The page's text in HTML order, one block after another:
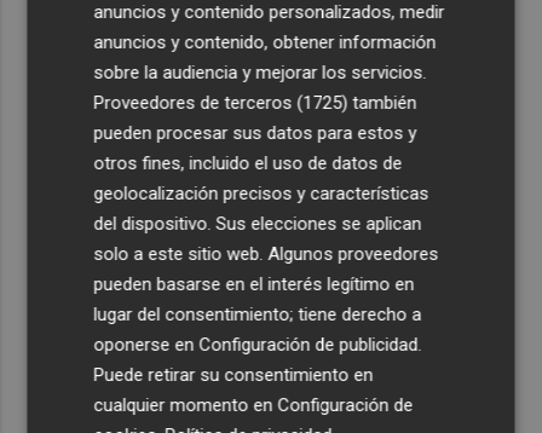
anuncios y contenido personalizados, medir
anuncios y contenido, obtener información
sobre la audiencia y mejorar los servicios.
Proveedores de terceros (1725) también
pueden procesar sus datos para estos y
otros fines, incluido el uso de datos de
geolocalización precisos y características
del dispositivo. Sus elecciones se aplican
solo a este sitio web. Algunos proveedores
pueden basarse en el interés legítimo en
lugar del consentimiento; tiene derecho a
oponerse enConfiguración de publicidad.
Puede retirar su consentimiento en
cualquier momento enConfiguración de